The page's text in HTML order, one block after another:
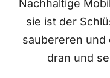
Nachhaltige
sie ist der
saubereren und
dran und